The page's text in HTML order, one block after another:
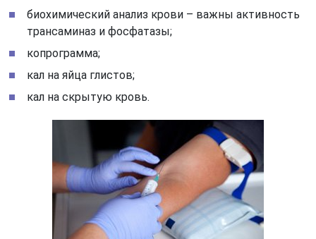
биохимический анализ крови – важны активность
трансаминаз и фосфатазы;
копрограмма;
кал на яйца глистов;
кал на скрытую кровь.